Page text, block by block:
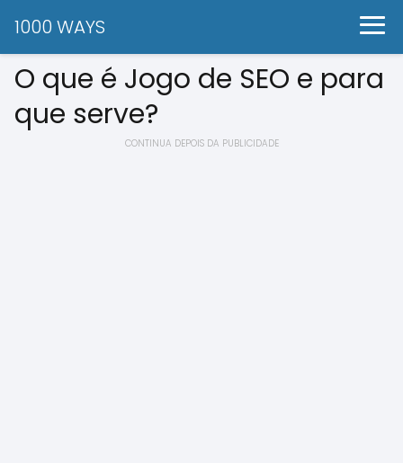
1000 WAYS
O que é Jogo de SEO e para
que serve?
CONTINUA DEPOIS DA PUBLICIDADE